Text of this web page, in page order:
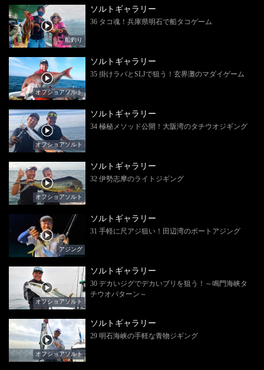
船釣り
ソルトギャラリー
36 タコ魂！兵庫県明石で船タコゲーム
オフショアソルト
ソルトギャラリー
35 掛けラバとSLJで狙う！玄界灘のマダイゲーム
オフショアソルト
ソルトギャラリー
34 極秘メソッド公開！大阪湾のタチウオジギング
オフショアソルト
ソルトギャラリー
32 伊勢志摩のライトジギング
アジング
ソルトギャラリー
31 手軽に尺アジ狙い！田辺湾のボートアジング
オフショアソルト
ソルトギャラリー
30 デカいジグでデカいブリを狙う！～鳴門海峡タ
チウオパターン～
オフショアソルト
ソルトギャラリー
29 明石海峡の手軽な青物ジギング